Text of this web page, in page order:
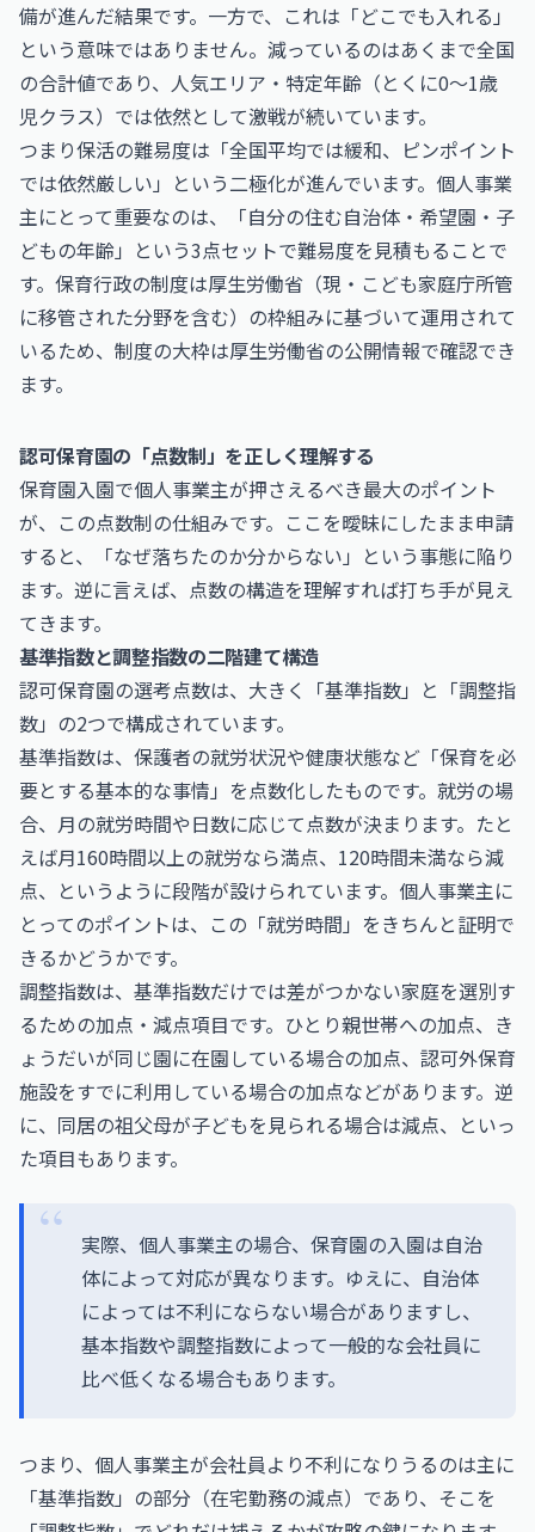
備が進んだ結果です。一方で、これは「どこでも入れる」
という意味ではありません。減っているのはあくまで全国
の合計値であり、人気エリア・特定年齢（とくに0〜1歳
児クラス）では依然として激戦が続いています。
つまり保活の難易度は「全国平均では緩和、ピンポイント
では依然厳しい」という二極化が進んでいます。個人事業
主にとって重要なのは、「自分の住む自治体・希望園・子
どもの年齢」という3点セットで難易度を見積もることで
す。保育行政の制度は厚生労働省（現・こども家庭庁所管
に移管された分野を含む）の枠組みに基づいて運用されて
いるため、制度の大枠は厚生労働省の公開情報で確認でき
ます。
認可保育園の「点数制」を正しく理解する
保育園入園で個人事業主が押さえるべき最大のポイント
が、この点数制の仕組みです。ここを曖昧にしたまま申請
すると、「なぜ落ちたのか分からない」という事態に陥り
ます。逆に言えば、点数の構造を理解すれば打ち手が見え
てきます。
基準指数と調整指数の二階建て構造
認可保育園の選考点数は、大きく「基準指数」と「調整指
数」の2つで構成されています。
基準指数は、保護者の就労状況や健康状態など「保育を必
要とする基本的な事情」を点数化したものです。就労の場
合、月の就労時間や日数に応じて点数が決まります。たと
えば月160時間以上の就労なら満点、120時間未満なら減
点、というように段階が設けられています。個人事業主に
とってのポイントは、この「就労時間」をきちんと証明で
きるかどうかです。
調整指数は、基準指数だけでは差がつかない家庭を選別す
るための加点・減点項目です。ひとり親世帯への加点、き
ょうだいが同じ園に在園している場合の加点、認可外保育
施設をすでに利用している場合の加点などがあります。逆
に、同居の祖父母が子どもを見られる場合は減点、といっ
た項目もあります。
実際、個人事業主の場合、保育園の入園は自治
体によって対応が異なります。ゆえに、自治体
によっては不利にならない場合がありますし、
基本指数や調整指数によって一般的な会社員に
比べ低くなる場合もあります。
つまり、個人事業主が会社員より不利になりうるのは主に
「基準指数」の部分（在宅勤務の減点）であり、そこを